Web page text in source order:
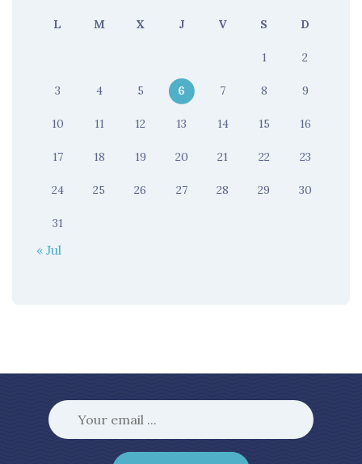
L M X J V S D
1 2
3 4 5 6 7 8 9
10 11 12 13 14 15 16
17 18 19 20 21 22 23
24 25 26 27 28 29 30
31
« Jul